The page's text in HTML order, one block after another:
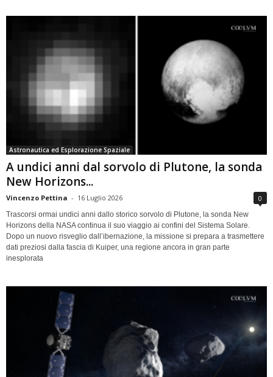
Astronautica ed Esplorazione Spaziale
A undici anni dal sorvolo di Plutone, la sonda
New Horizons...
Vincenzo Pettina - 16 Luglio 2026 0
Trascorsi ormai undici anni dallo storico sorvolo di Plutone, la sonda New
Horizons della NASA continua il suo viaggio ai confini del Sistema Solare.
Dopo un nuovo risveglio dall’ibernazione, la missione si prepara a trasmettere
dati preziosi dalla fascia di Kuiper, una regione ancora in gran parte
inesplorata